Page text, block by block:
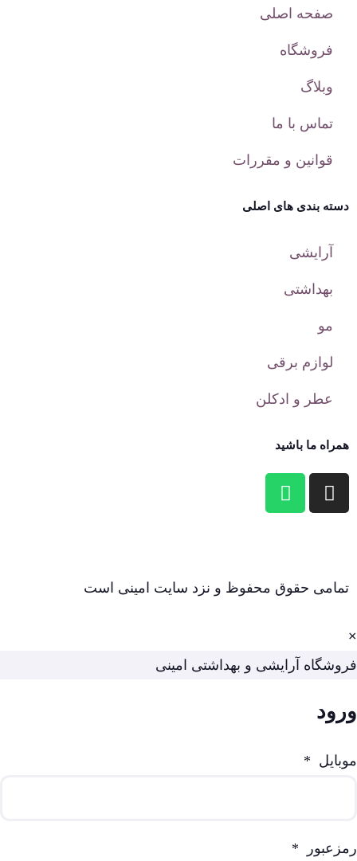
صفحه اصلی
فروشگاه
وبلاگ
تماس با ما
قوانین و مقررات
دسته بندی های اصلی
آرایشی
بهداشتی
مو
لوازم برقی
عطر و ادکلن
همراه ما باشید
تمامی حقوق محفوظ و نزد سایت امینی است
×
فروشگاه آرایشی و بهداشتی امینی
ورود
موبایل *
رمزعبور *